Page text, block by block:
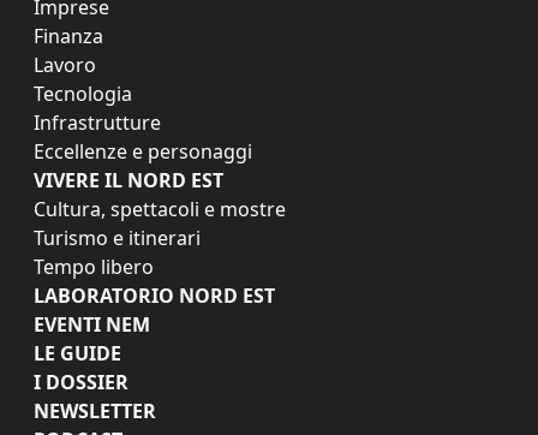
Imprese
Finanza
Lavoro
Tecnologia
Infrastrutture
Eccellenze e personaggi
VIVERE IL NORD EST
Cultura, spettacoli e mostre
Turismo e itinerari
Tempo libero
LABORATORIO NORD EST
EVENTI NEM
LE GUIDE
I DOSSIER
NEWSLETTER